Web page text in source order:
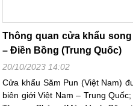
Thông quan cửa khẩu
– Điền Bồng (Trung Quốc)
20/10/2023 14:02
Cửa khẩu Săm Pun (Việt Nam)
biên giới Việt Nam – Trung